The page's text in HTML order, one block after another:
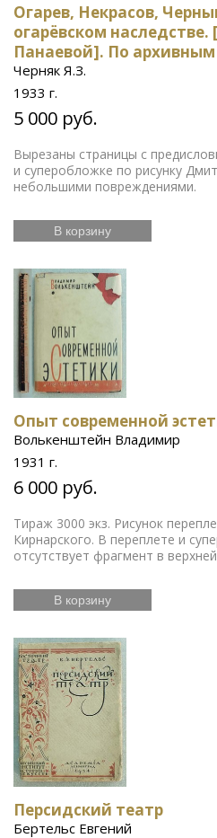
Огарев, Некрасов,
огарёвском наследстве.
Панаевой]. По
Черняк Я.З.
1933 г.
5 000 руб.
Вырезаны страницы с
и суперобложке по рисунку
небольшими повреждениями.
В корзину
Опыт современной
Волькенштейн Владимир
1931 г.
6 000 руб.
Тираж 3000 экз. Рисунок
Кирнарского. В переплете и
отсутствует фрагмент в
В корзину
Персидский театр
Бертельс Евгений